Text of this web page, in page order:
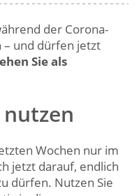
der Corona-
– und dürfen jetzt
Sie als
Wochen nur im
jetzt darauf, endlich
dürfen. Nutzen Sie